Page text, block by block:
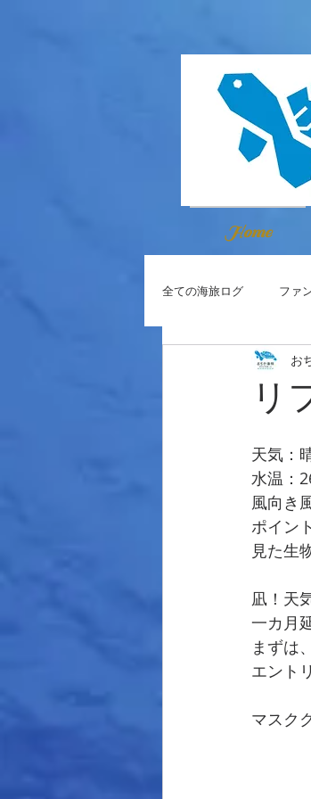
Home
全ての海旅ログ ファ
リ
お
天気：
水温：
風向き
ポイン
見た生
凪！天
一カ月
まずは
エント
マスク